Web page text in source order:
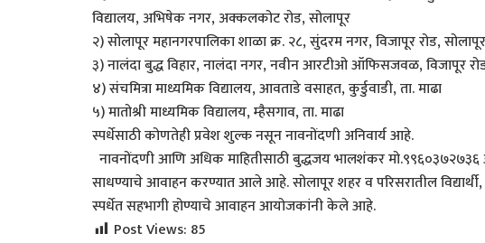
विद्यालय, अभिषेक नगर, अक्कलकोट रोड, सोलापूर
२) सोलापूर महानगरपालिका शाळा क्र. २८, सुंदरम नगर, विजापूर रोड, सोलापूर
३) नालंदा बुद्ध विहार, नालंदा नगर, नवीन आरटीओ ऑफिसजवळ, विजापूर
४) संचमित्रा माध्यमिक विद्यालय, आवताडे वसाहत, कुर्डुवाडी, ता. माढा
५) मातोश्री माध्यमिक विद्यालय, म्हैसगाव, ता. माढा
स्पर्धेसाठी कोणतेही प्रवेश शुल्क नसून नावनोंदणी अनिवार्य आहे.
नावनोंदणी आणि अधिक माहितीसाठी बुद्धजय भालशंकर
साधण्याचे आवाहन करण्यात आले आहे. सोलापूर शहर व परिसरातील
स्पर्धेत सहभागी होण्याचे आवाहन आयोजकांनी केले आहे.
Post Views: 85